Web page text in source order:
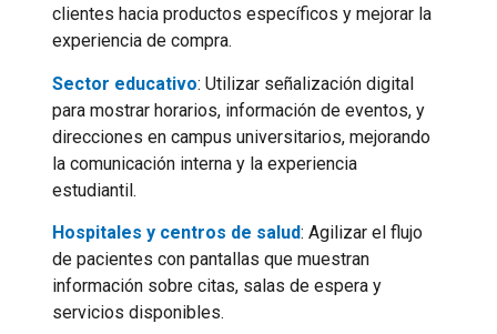
clientes hacia productos específicos y mejorar la
experiencia de compra.
Sector educativo: Utilizar señalización digital
para mostrar horarios, información de eventos, y
direcciones en campus universitarios, mejorando
la comunicación interna y la experiencia
estudiantil.
Hospitales y centros de salud: Agilizar el flujo
de pacientes con pantallas que muestran
información sobre citas, salas de espera y
servicios disponibles.